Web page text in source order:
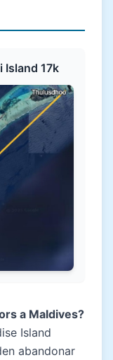
Island 17k
a Maldives?
Island
abandonar